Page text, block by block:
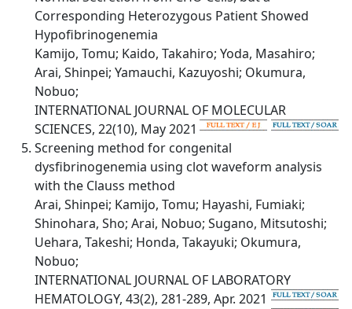
Corresponding Heterozygous Patient Showed
Hypofibrinogenemia
Kamijo, Tomu; Kaido, Takahiro; Yoda, Masahiro;
Arai, Shinpei; Yamauchi, Kazuyoshi; Okumura,
Nobuo;
INTERNATIONAL JOURNAL OF MOLECULAR
SCIENCES, 22(10), May 2021
Screening method for congenital
dysfibrinogenemia using clot waveform analysis
with the Clauss method
Arai, Shinpei; Kamijo, Tomu; Hayashi, Fumiaki;
Shinohara, Sho; Arai, Nobuo; Sugano, Mitsutoshi;
Uehara, Takeshi; Honda, Takayuki; Okumura,
Nobuo;
INTERNATIONAL JOURNAL OF LABORATORY
HEMATOLOGY, 43(2), 281-289, Apr. 2021